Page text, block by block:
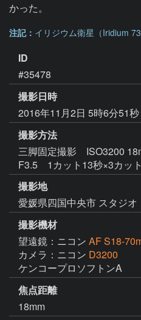
かった。
注記： イリジウム衛星（Iridium
ID
#35478
撮影日時
2016年11月2日 5時6分51秒
撮影方法
三脚固定撮影 ISO3200
F3.5 1カット13秒×3カット
撮影地
愛媛県四国中央市 スタジオ
撮影機材
望遠鏡：ニコン AF S18-
カメラ：ニコン D3200
ケンコープロソフトンA
焦点距離
18mm